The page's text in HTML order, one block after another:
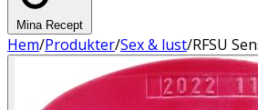
Mina Recept
Hem/Produkter/Sex & lust/RFSU